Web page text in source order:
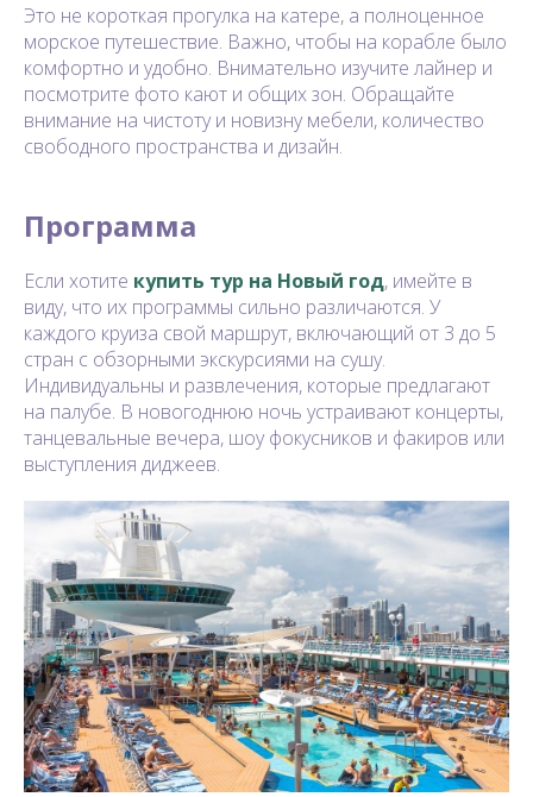
Это не короткая прогулка на катере, а полноценное
морское путешествие. Важно, чтобы на корабле было
комфортно и удобно. Внимательно изучите лайнер и
посмотрите фото кают и общих зон. Обращайте
внимание на чистоту и новизну мебели, количество
свободного пространства и дизайн.
Программа
Если хотите купить тур на Новый год, имейте в
виду, что их программы сильно различаются. У
каждого круиза свой маршрут, включающий от 3 до 5
стран с обзорными экскурсиями на сушу.
Индивидуальны и развлечения, которые предлагают
на палубе. В новогоднюю ночь устраивают концерты,
танцевальные вечера, шоу фокусников и факиров или
выступления диджеев.